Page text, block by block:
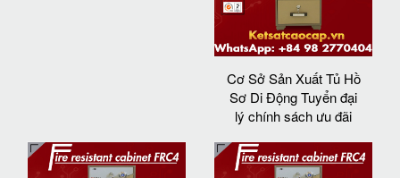
Cơ Sở Sản Xuất Tủ Hồ
Sơ Di Động Tuyển đại
lý chính sách ưu đãi